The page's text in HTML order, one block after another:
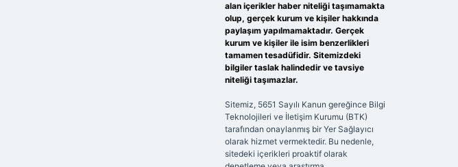
alan içerikler haber niteliği taşımamakta
olup, gerçek kurum ve kişiler hakkında
paylaşım yapılmamaktadır. Gerçek
kurum ve kişiler ile isim benzerlikleri
tamamen tesadüfidir. Sitemizdeki
bilgiler taslak halindedir ve tavsiye
niteliği taşımazlar.
Sitemiz, 5651 Sayılı Kanun gereğince Bilgi
Teknolojileri ve İletişim Kurumu (BTK)
tarafından onaylanmış bir Yer Sağlayıcı
olarak hizmet vermektedir. Bu nedenle,
sitedeki içerikleri proaktif olarak